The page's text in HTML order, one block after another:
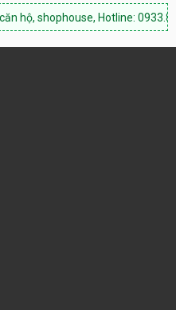
Hotline: 0933.843.118